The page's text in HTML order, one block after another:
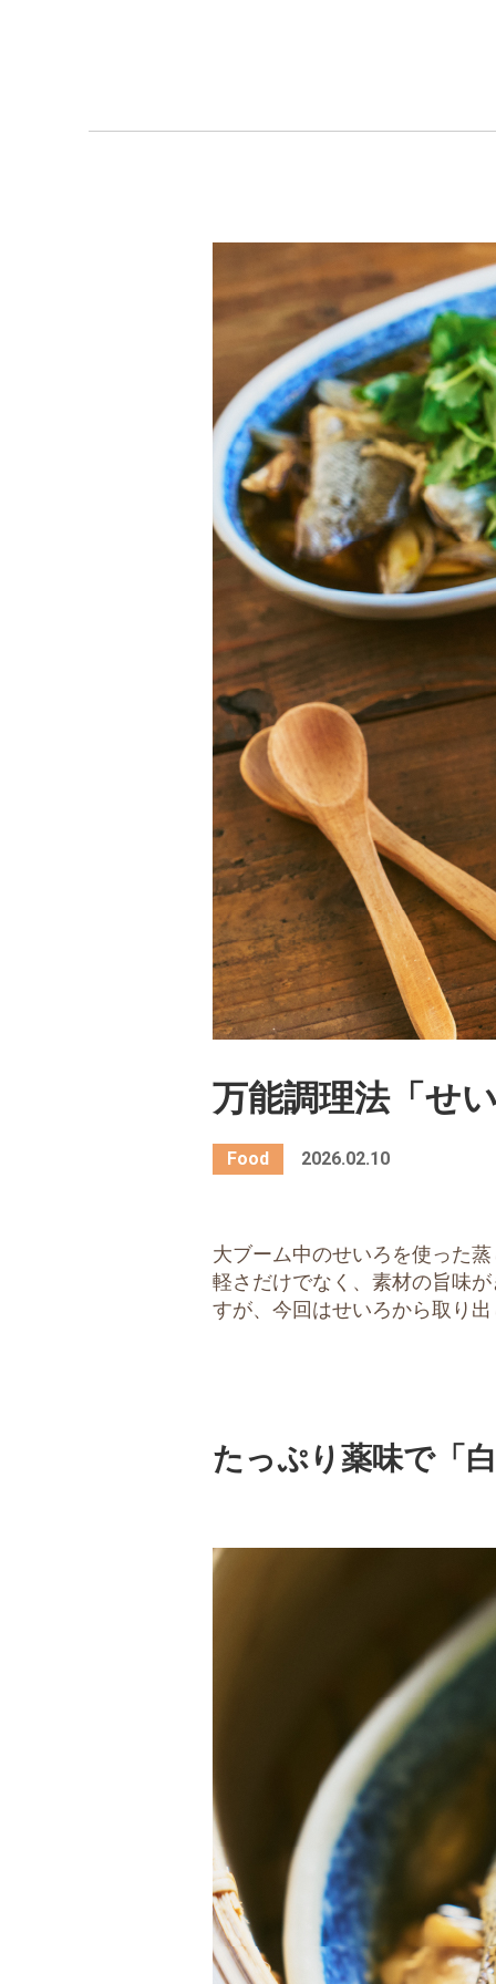
万能調理法「せ
2026.02.10
大ブーム中のせいろを使った
軽さだけでなく、素材の旨味
すが、今回はせいろから取り
たっぷり薬味で「